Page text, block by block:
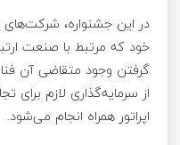
در این جشنواره، شرکت‌های
خود که مرتبط با صنعت
گرفتن وجود متقاضی آن
از سرمایه‌گذاری لازم
اپراتور همراه انجام می‌شود.